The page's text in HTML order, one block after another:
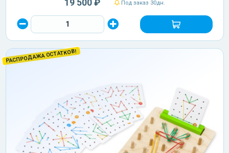
19 500 ₽ Под заказ 30дн.
РАСПРОДАЖА ОСТАТКОВ!